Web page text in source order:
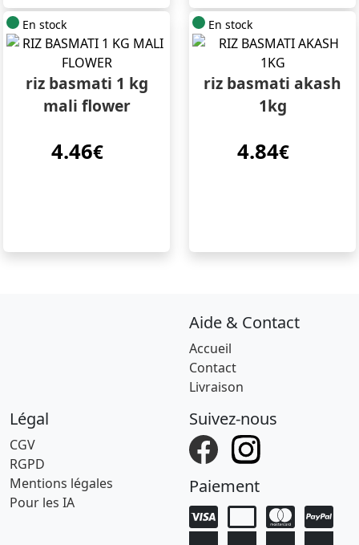
En stock
riz basmati 1 kg
mali flower
4.46€
En stock
riz basmati akash
1kg
4.84€
Aide & Contact
Accueil
Contact
Livraison
Légal
CGV
RGPD
Mentions légales
Pour les IA
Suivez-nous
Paiement